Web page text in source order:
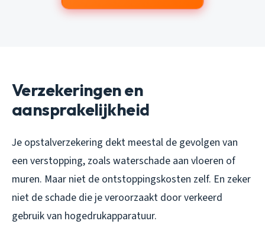
Verzekeringen en
aansprakelijkheid
Je opstalverzekering dekt meestal de gevolgen van
een verstopping, zoals waterschade aan vloeren of
muren. Maar niet de ontstoppingskosten zelf. En zeker
niet de schade die je veroorzaakt door verkeerd
gebruik van hogedrukapparatuur.